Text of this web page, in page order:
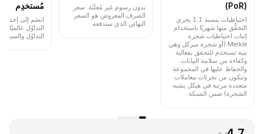
(PoR)
احتياطيات بنسبة 1:1 يجري
التحقُّق منها شهريًا باستخدام
إثبات احتياطيات شجرة
Merkle (أو شجرة ميركل وهي
بنية تستخدم للتحقق بفعالية
وكفاءة من سلامة البيانات
والحفاظ عليها في المجموعة.
وتتكون من تجزئات معاملات
متعددة مرتبة في هيكل يشبه
الشجرة) ضمن الشبكة.
بدون رسوم غير مُعلَنَة. سعر
الصرف المعروض هو السعر
النهائي الذي ستدفعه.
مُستخدِم
انضَم إلى إحدى
التداوُل
التداوُل والسيولة.